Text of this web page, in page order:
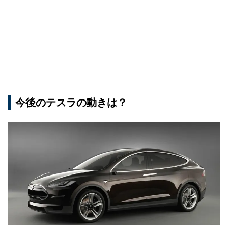
今後のテスラの動きは？